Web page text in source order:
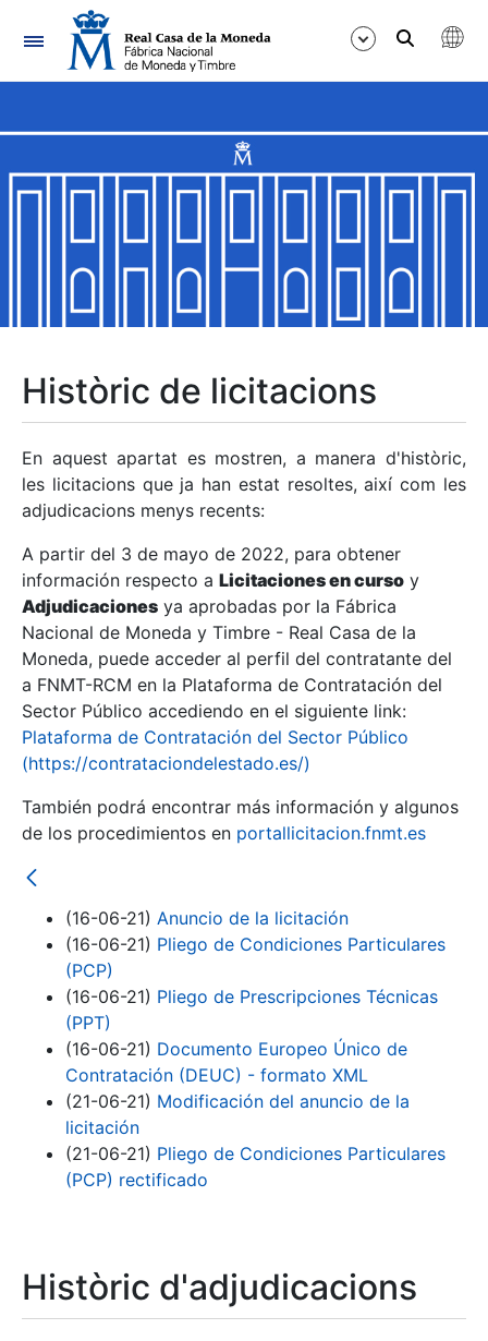
Navegació
Mostra/Amaga
Mostra/Amaga
Mostra/Amaga
Mostra/Amaga
Mostra/Amaga
Històric de licitacions
En aquest apartat es mostren, a manera d'històric,
les licitacions que ja han estat resoltes, així com les
adjudicacions menys recents:
A partir del 3 de mayo de 2022, para obtener
información respecto a Licitaciones en curso y
Adjudicaciones ya aprobadas por la Fábrica
Nacional de Moneda y Timbre - Real Casa de la
Moneda, puede acceder al perfil del contratante del
a FNMT-RCM en la Plataforma de Contratación del
Sector Público accediendo en el siguiente link:
Plataforma de Contratación del Sector Público
(https://contrataciondelestado.es/)
También podrá encontrar más información y algunos
de los procedimientos en portallicitacion.fnmt.es
(16-06-21) Anuncio de la licitación
(16-06-21) Pliego de Condiciones Particulares
(PCP)
(16-06-21) Pliego de Prescripciones Técnicas
(PPT)
(16-06-21) Documento Europeo Único de
Contratación (DEUC) - formato XML
(21-06-21) Modificación del anuncio de la
licitación
(21-06-21) Pliego de Condiciones Particulares
(PCP) rectificado
Històric d'adjudicacions